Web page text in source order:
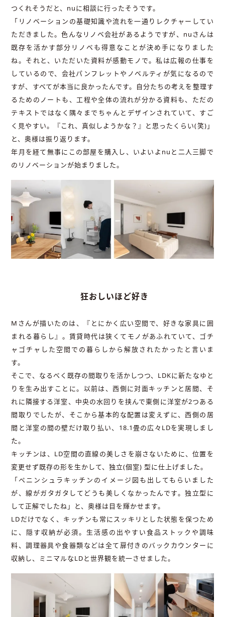
つくれそうだと、nuに相談に行ったそうです。
「リノベーションの基礎知識や流れを一通りレクチャーしてい
ただきました。色んなリノベ会社があるようですが、nuさんは
既存を活かす部分リノベも得意なことが決め手になりました
ね。それと、いただいた資料が感動モノで。私は広報の仕事を
しているので、会社パンフレットやノベルティが気になるので
すが、すべてが本当に良かったんです。自分たちの考えを整理す
るためのノートも、工程や全体の流れが分かる資料も、ただの
テキストではなく隅々までちゃんとデザインされていて、すご
く見やすい。『これ、真似しようかな？』と思ったくらい(笑)」
と、奥様は振り返ります。
年月を経て無事にこの部屋を購入し、いよいよnuと二人三脚で
のリノベーションが始まりました。
狂おしいほど好き
Mさんが描いたのは、『とにかく広い空間で、好きな家具に囲
まれる暮らし』。賃貸時代は狭くてモノがあふれていて、ゴチ
ャゴチャした空間での暮らしから解放されたかったと言いま
す。
そこで、なるべく既存の間取りを活かしつつ、LDKに新たなゆと
りを生み出すことに。以前は、西側に対面キッチンと居間、そ
れに隣接する洋室、中央の水回りを挟んで東側に洋室が2つある
間取りでしたが、そこから基本的な配置は変えずに、西側の居
間と洋室の間の壁だけ取り払い、18.1畳の広々LDを実現しまし
た。
キッチンは、LD空間の直線の美しさを崩さないために、位置を
変更せず既存の形を生かして、独立(個室) 型に仕上げました。
「ペニンシュラキッチンのイメージ図も出してもらいました
が、線がガタガタしてどうも美しくなかったんです。独立型に
して正解でしたね」と、奥様は目を輝かせます。
LDだけでなく、キッチンも常にスッキリとした状態を保つため
に、隠す収納が必須。生活感の出やすい食品ストックや調味
料、調理器具や食器類などは全て扉付きのバックカウンターに
収納し、ミニマルなLDと世界観を統一させました。